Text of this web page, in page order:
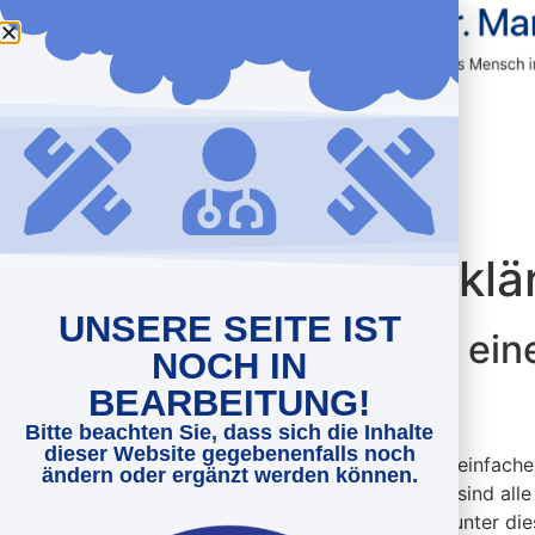
1. Datenschutz auf
Allgemeine Hinweise
Die folgenden Hinweise geben einen
besuchen. Personenbezogene Daten sind
Datenschutz entnehmen Sie unserer unter
UNSERE SEITE IST
NOCH IN
BEARBEITUNG!
Bitte beachten Sie, dass sich die Inhalte
dieser Website gegebenenfalls noch
ändern oder ergänzt werden können.